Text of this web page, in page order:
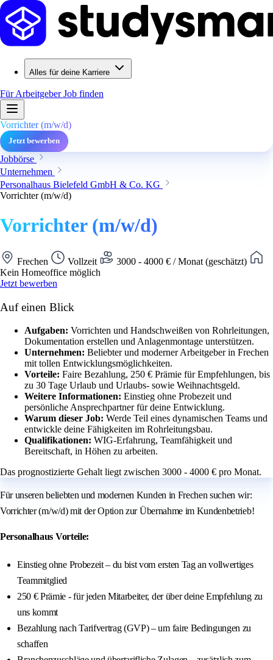
Alles für deine Karriere
Für ArbeitgeberJob finden
Vorrichter (m/w/d)
Jetzt bewerben
Jobbörse
Unternehmen
Personalhaus Bielefeld GmbH & Co. KG
Vorrichter (m/w/d)
Vorrichter (m/w/d)
Frechen Vollzeit
3000 - 4000 € / Monat (geschätzt)
Kein Homeoffice möglich
Jetzt bewerben
Auf einen Blick
Aufgaben: Vorrichten und Handschweißen von Rohrleitungen,
Dokumentation erstellen und Anlagenmontage unterstützen.
Unternehmen: Beliebter und moderner Arbeitgeber in Frechen
mit tollen Entwicklungsmöglichkeiten.
Vorteile: Faire Bezahlung, 250 € Prämie für Empfehlungen, bis
zu 30 Tage Urlaub und Urlaubs- sowie Weihnachtsgeld.
Weitere Informationen: Einstieg ohne Probezeit und
persönliche Ansprechpartner für deine Entwicklung.
Warum dieser Job: Werde Teil eines dynamischen Teams und
entwickle deine Fähigkeiten im Rohrleitungsbau.
Qualifikationen: WIG-Erfahrung, Teamfähigkeit und
Bereitschaft, in Höhen zu arbeiten.
Das prognostizierte Gehalt liegt zwischen 3000 - 4000 € pro Monat.
Für unseren beliebten und modernen Kunden in Frechen suchen wir:
Vorrichter (m/w/d) mit der Option zur Übernahme im Kundenbetrieb!
Personalhaus Vorteile:
Einstieg ohne Probezeit – du bist vom ersten Tag an vollwertiges
Teammitglied
250 € Prämie - für jeden Mitarbeiter, der über deine Empfehlung zu
uns kommt
Bezahlung nach Tarifvertrag (GVP) – um faire Bedingungen zu
schaffen